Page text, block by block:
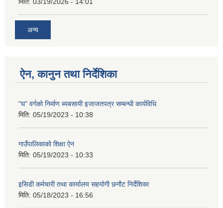
मिति: 03/19/2026 - 14:01
अन्य
ऐन, कानुन तथा निर्देशिका
"घ" वर्गको निर्माण ब्यबसायी इजाजतपत्र सम्बन्धी कार्यविधि
मिति: 05/19/2023 - 10:38
गाउँपालिकाको शिक्षा ऐन
मिति: 05/19/2023 - 10:33
इसिडी कर्मचारी तथा कार्यालय सहयोगी छनौट निर्देशिका
मिति: 05/18/2023 - 16:56